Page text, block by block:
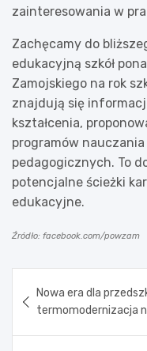
zainteresowania w
Zachęcamy do
edukacyjną szkół
Zamojskiego na rok
znajdują się
kształcenia,
programów
pedagogicznych. To
potencjalne ścieżki
edukacyjne.
Źródło: facebook.com/powzam
wpisu
Nowa era dla
termomodernizacja